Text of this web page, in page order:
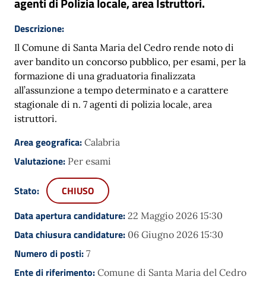
Descrizione:
Il Comune di Santa Maria del Cedro rende noto di
aver bandito un concorso pubblico, per esami, per la
formazione di una graduatoria finalizzata
all’assunzione a tempo determinato e a carattere
stagionale di n. 7 agenti di polizia locale, area
istruttori.
Area geografica: Calabria
Valutazione: Per esami
Stato:
CHIUSO
Data apertura candidature: 22 Maggio 2026 15:30
Data chiusura candidature: 06 Giugno 2026 15:30
Numero di posti: 7
Ente di riferimento: Comune di Santa Maria del Cedro